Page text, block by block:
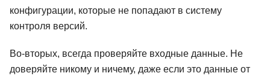
конфигурации, которые не попадают в систему
контроля версий.
Во-вторых, всегда проверяйте входные данные. Не
доверяйте никому и ничему, даже если это данные от